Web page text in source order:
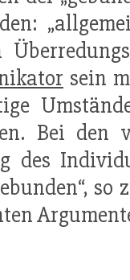
sein
Bei den
des